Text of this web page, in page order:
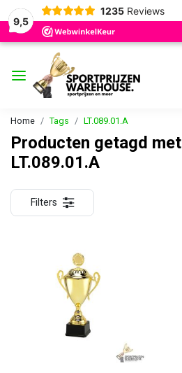
9,5
1235 Reviews
Home Tags LT.089.01.A
Producten getagd met
LT.089.01.A
Filters